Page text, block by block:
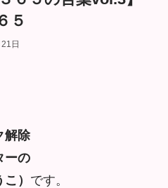
５
日
解除
ーの
） です。